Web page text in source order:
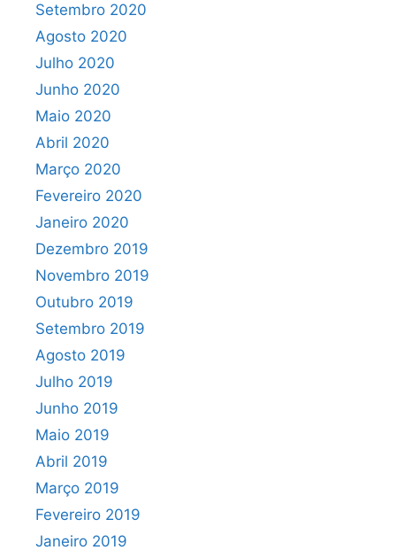
Setembro 2020
Agosto 2020
Julho 2020
Junho 2020
Maio 2020
Abril 2020
Março 2020
Fevereiro 2020
Janeiro 2020
Dezembro 2019
Novembro 2019
Outubro 2019
Setembro 2019
Agosto 2019
Julho 2019
Junho 2019
Maio 2019
Abril 2019
Março 2019
Fevereiro 2019
Janeiro 2019